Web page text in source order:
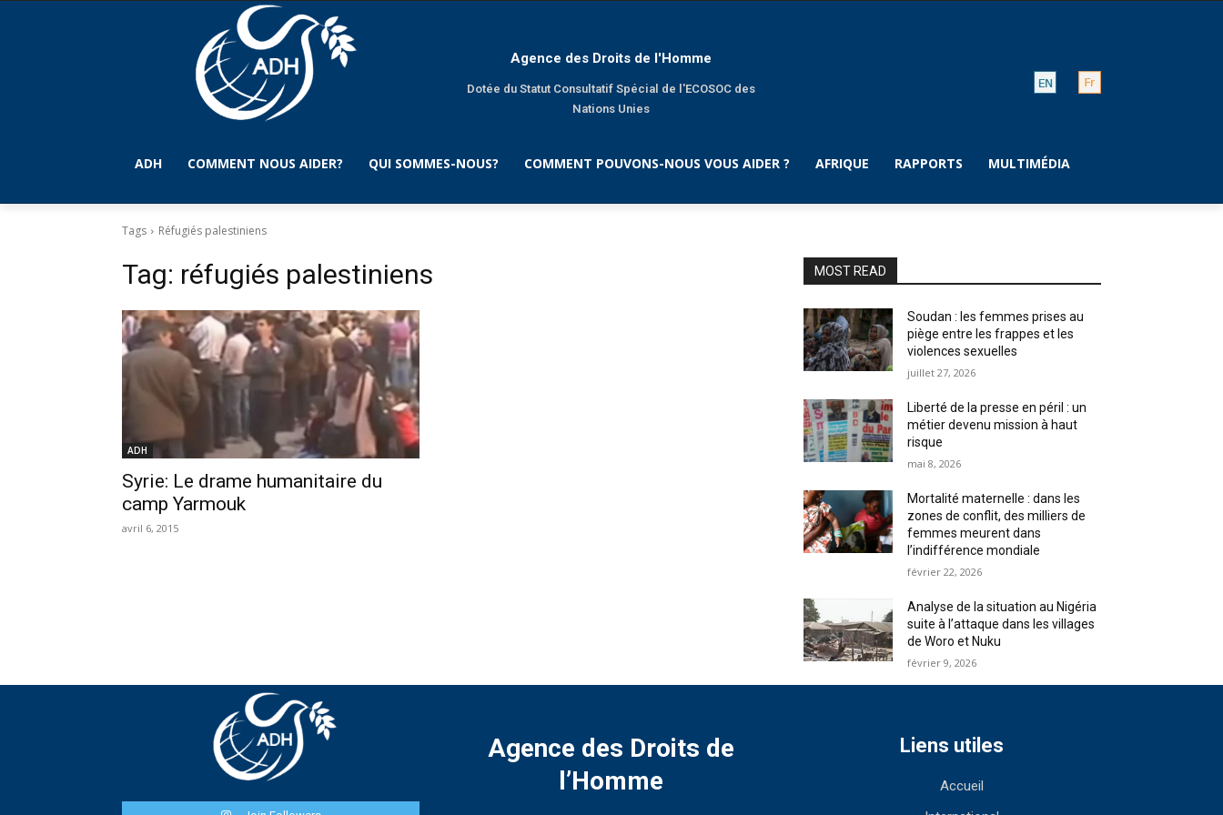
Agence des Droits de l'Homme
Dotée du Statut Consultatif Spécial de l'ECOSOC des
Nations Unies
ADH COMMENT NOUS AIDER? QUI SOMMES-NOUS? COMMENT POUVONS-NOUS VOUS AIDER ? AFRIQUE RAPPORTS MULTIMÉDIA
Tags Réfugiés palestiniens
Tag: réfugiés palestiniens
ADH
Syrie: Le drame humanitaire du
camp Yarmouk
avril 6, 2015
MOST READ
Soudan : les femmes prises au
piège entre les frappes et les
violences sexuelles
juillet 27, 2026
Liberté de la presse en péril : un
métier devenu mission à haut
risque
mai 8, 2026
Mortalité maternelle : dans les
zones de conflit, des milliers de
femmes meurent dans
l’indifférence mondiale
février 22, 2026
Analyse de la situation au Nigéria
suite à l’attaque dans les villages
de Woro et Nuku
février 9, 2026
Agence des Droits de
l’Homme
Liens utiles
Accueil